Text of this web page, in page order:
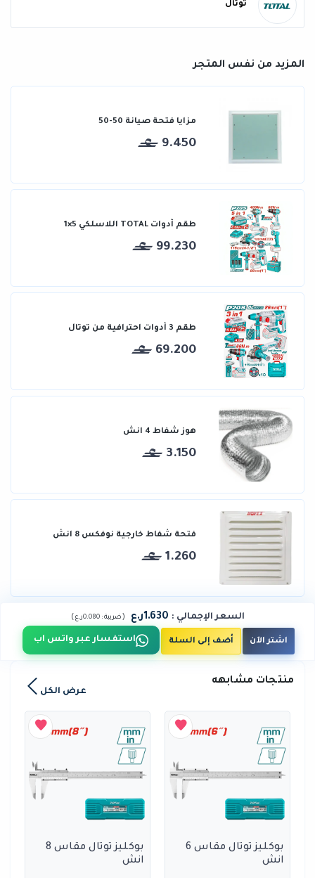
توتال
المزيد من نفس المتجر
مزايا فتحة صيانة 50-50
9.450
طقم أدوات TOTAL اللاسلكي 5×1
99.230
طقم 3 أدوات احترافية من توتال
69.200
هوز شفاط 4 انش
3.150
فتحة شفاط خارجية نوفكس 8 انش
1.260
السعر الإجمالي : 1.630ر.ع (ضريبة :0.080ر.ع )
اشتر الآن أضف إلى السلة استفسار عبر واتس اب
منتجات مشابهه
عرض الكل
بوكليز توتال مقاس 6
انش
بوكليز توتال مقاس 8
انش